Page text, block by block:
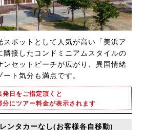
スポットとして人気が高い「美浜ア
隣接したコンドミニアムスタイルの
ンセットビーチが広がり、異国情緒
ト気分も満点です。
発日をご指定頂くと
分にツアー料金が表示されます
ンタカーなし(お客様各自移動)